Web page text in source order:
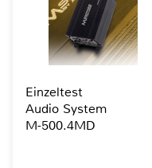
Einzeltest
Audio System
M-500.4MD